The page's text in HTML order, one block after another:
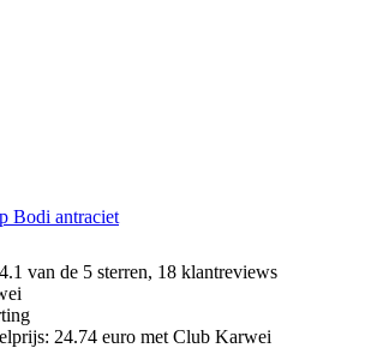
Bodi antraciet
van de 5 sterren, 18 klantreviews
24.74 euro met Club Karwei